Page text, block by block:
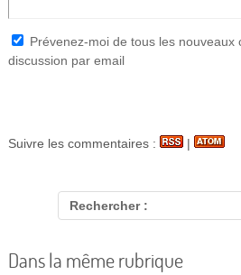
Prévenez-moi de tous les nouveaux
discussion par email
Suivre les commentaires : |
Rechercher :
Dans la même rubrique